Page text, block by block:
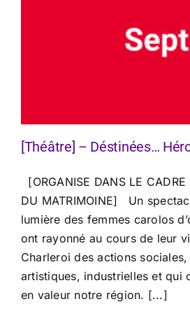
[Théâtre] – Déstinées…
[ORGANISE DANS LE CADRE
DU MATRIMOINE] Un
lumière des femmes carolos
ont rayonné au cours de leur
Charleroi des actions
artistiques, industrielles et qui
en valeur notre région. [...]